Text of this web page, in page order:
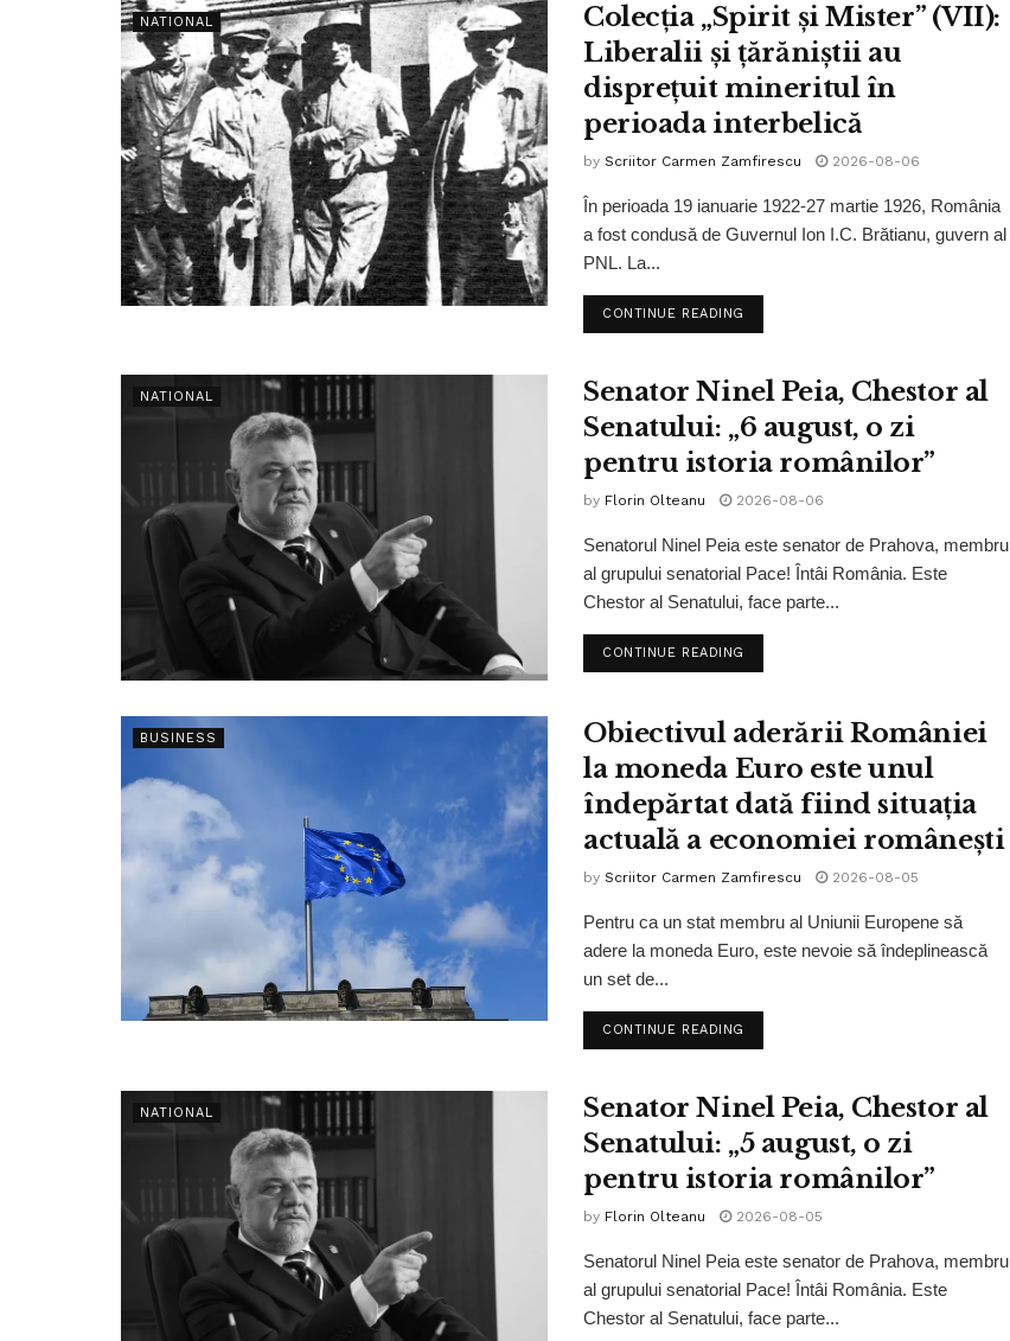
NATIONAL
Colecția „Spirit și Mister” (VII):
Liberalii și țărăniștii au
disprețuit mineritul în
perioada interbelică
by Scriitor Carmen Zamfirescu 2026-08-06
În perioada 19 ianuarie 1922-27 martie 1926, România
a fost condusă de Guvernul Ion I.C. Brătianu, guvern al
PNL. La...
CONTINUE READING
NATIONAL
Senator Ninel Peia, Chestor al
Senatului: „6 august, o zi
pentru istoria românilor”
by Florin Olteanu 2026-08-06
Senatorul Ninel Peia este senator de Prahova, membru
al grupului senatorial Pace! Întâi România. Este
Chestor al Senatului, face parte...
CONTINUE READING
BUSINESS
Obiectivul aderării României
la moneda Euro este unul
îndepărtat dată fiind situația
actuală a economiei românești
by Scriitor Carmen Zamfirescu 2026-08-05
Pentru ca un stat membru al Uniunii Europene să
adere la moneda Euro, este nevoie să îndeplinească
un set de...
CONTINUE READING
NATIONAL
Senator Ninel Peia, Chestor al
Senatului: „5 august, o zi
pentru istoria românilor”
by Florin Olteanu 2026-08-05
Senatorul Ninel Peia este senator de Prahova, membru
al grupului senatorial Pace! Întâi România. Este
Chestor al Senatului, face parte...